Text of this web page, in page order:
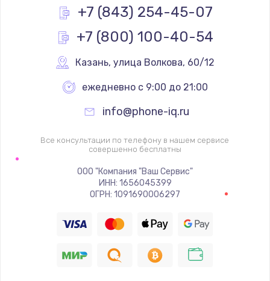
Заказать
Ремонт разъема питания
1120 руб.
Заказать
Замена видеочипа
Заказать
Настройка BIOS
Заказать
Ремонт подсветки
+7 (843) 254-45-07
+7 (800) 100-40-54
Казань, улица Волкова, 60/12
ежедневно с 9:00 до 21:00
info@phone-iq.ru
Все консультации по телефону в нашем сервисе
совершенно бесплатны
ООО "Компания "Ваш Сервис"
ИНН: 1656045399
ОГРН: 1091690006297